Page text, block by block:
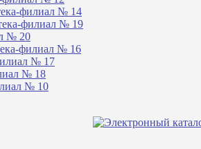
филиал № 14
филиал № 19
№ 20
филиал № 16
№ 17
№ 18
№ 10